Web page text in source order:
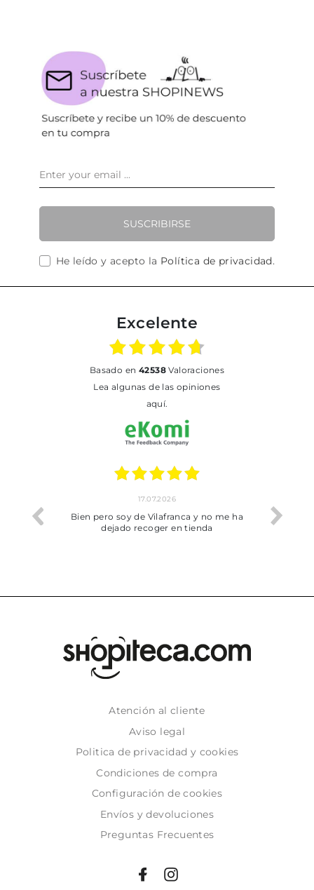
SUSCRIBIRSE
He leído y acepto la Política de privacidad.
Excelente
basado en 42538Valoraciones
Lea algunas de las opiniones
aquí.
trobat
17.07.2026
Bien pero soy de Vilafranca y no me ha
dejado recoger en tienda
Atención al cliente
Aviso legal
Politica de privacidad y cookies
Condiciones de compra
Configuración de cookies
Envíos y devoluciones
Preguntas Frecuentes